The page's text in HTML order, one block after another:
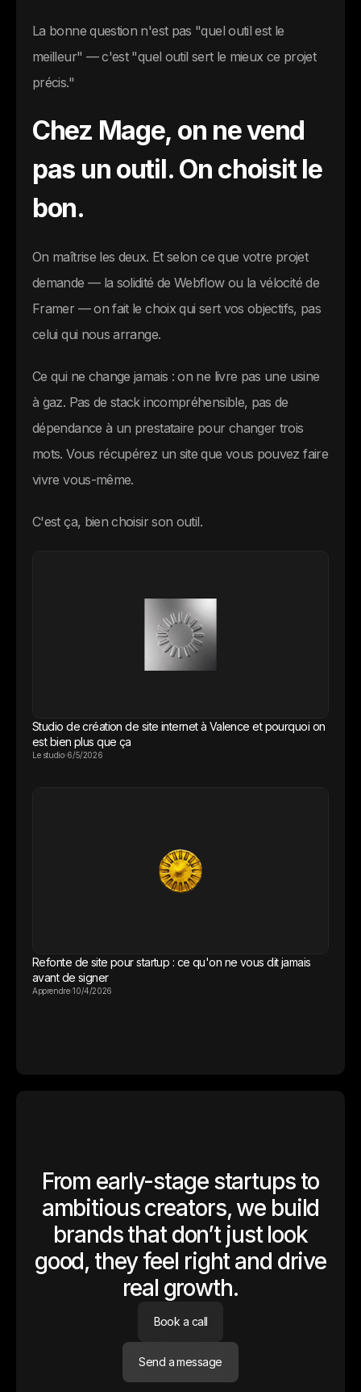
La bonne question n'est pas "quel outil est le
meilleur" — c'est "quel outil sert le mieux ce projet
précis."
Chez Mage, on ne vend
pas un outil. On choisit le
bon.
On maîtrise les deux. Et selon ce que votre projet
demande — la solidité de Webflow ou la vélocité de
Framer — on fait le choix qui sert vos objectifs, pas
celui qui nous arrange.
Ce qui ne change jamais : on ne livre pas une usine
à gaz. Pas de stack incompréhensible, pas de
dépendance à un prestataire pour changer trois
mots. Vous récupérez un site que vous pouvez faire
vivre vous-même.
C'est ça, bien choisir son outil.
Studio de création de site internet à Valence et pourquoi on
est bien plus que ça
Le studio 6/5/2026
Refonte de site pour startup : ce qu'on ne vous dit jamais
avant de signer
Apprendre 10/4/2026
From early-stage startups to
ambitious creators, we build
brands that don’t just look
good, they feel right and drive
real growth.
Book a call
Send a message